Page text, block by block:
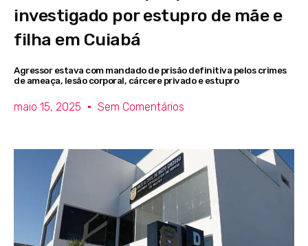
investigado por estupro de mãe e
filha em Cuiabá
Agressor estava com mandado de prisão definitiva pelos crimes
de ameaça, lesão corporal, cárcere privado e estupro
maio 15, 2025 Sem Comentários